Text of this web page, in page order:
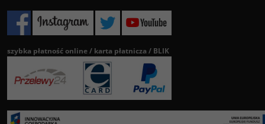
szybka płatność online / karta płatnicza / BLIK